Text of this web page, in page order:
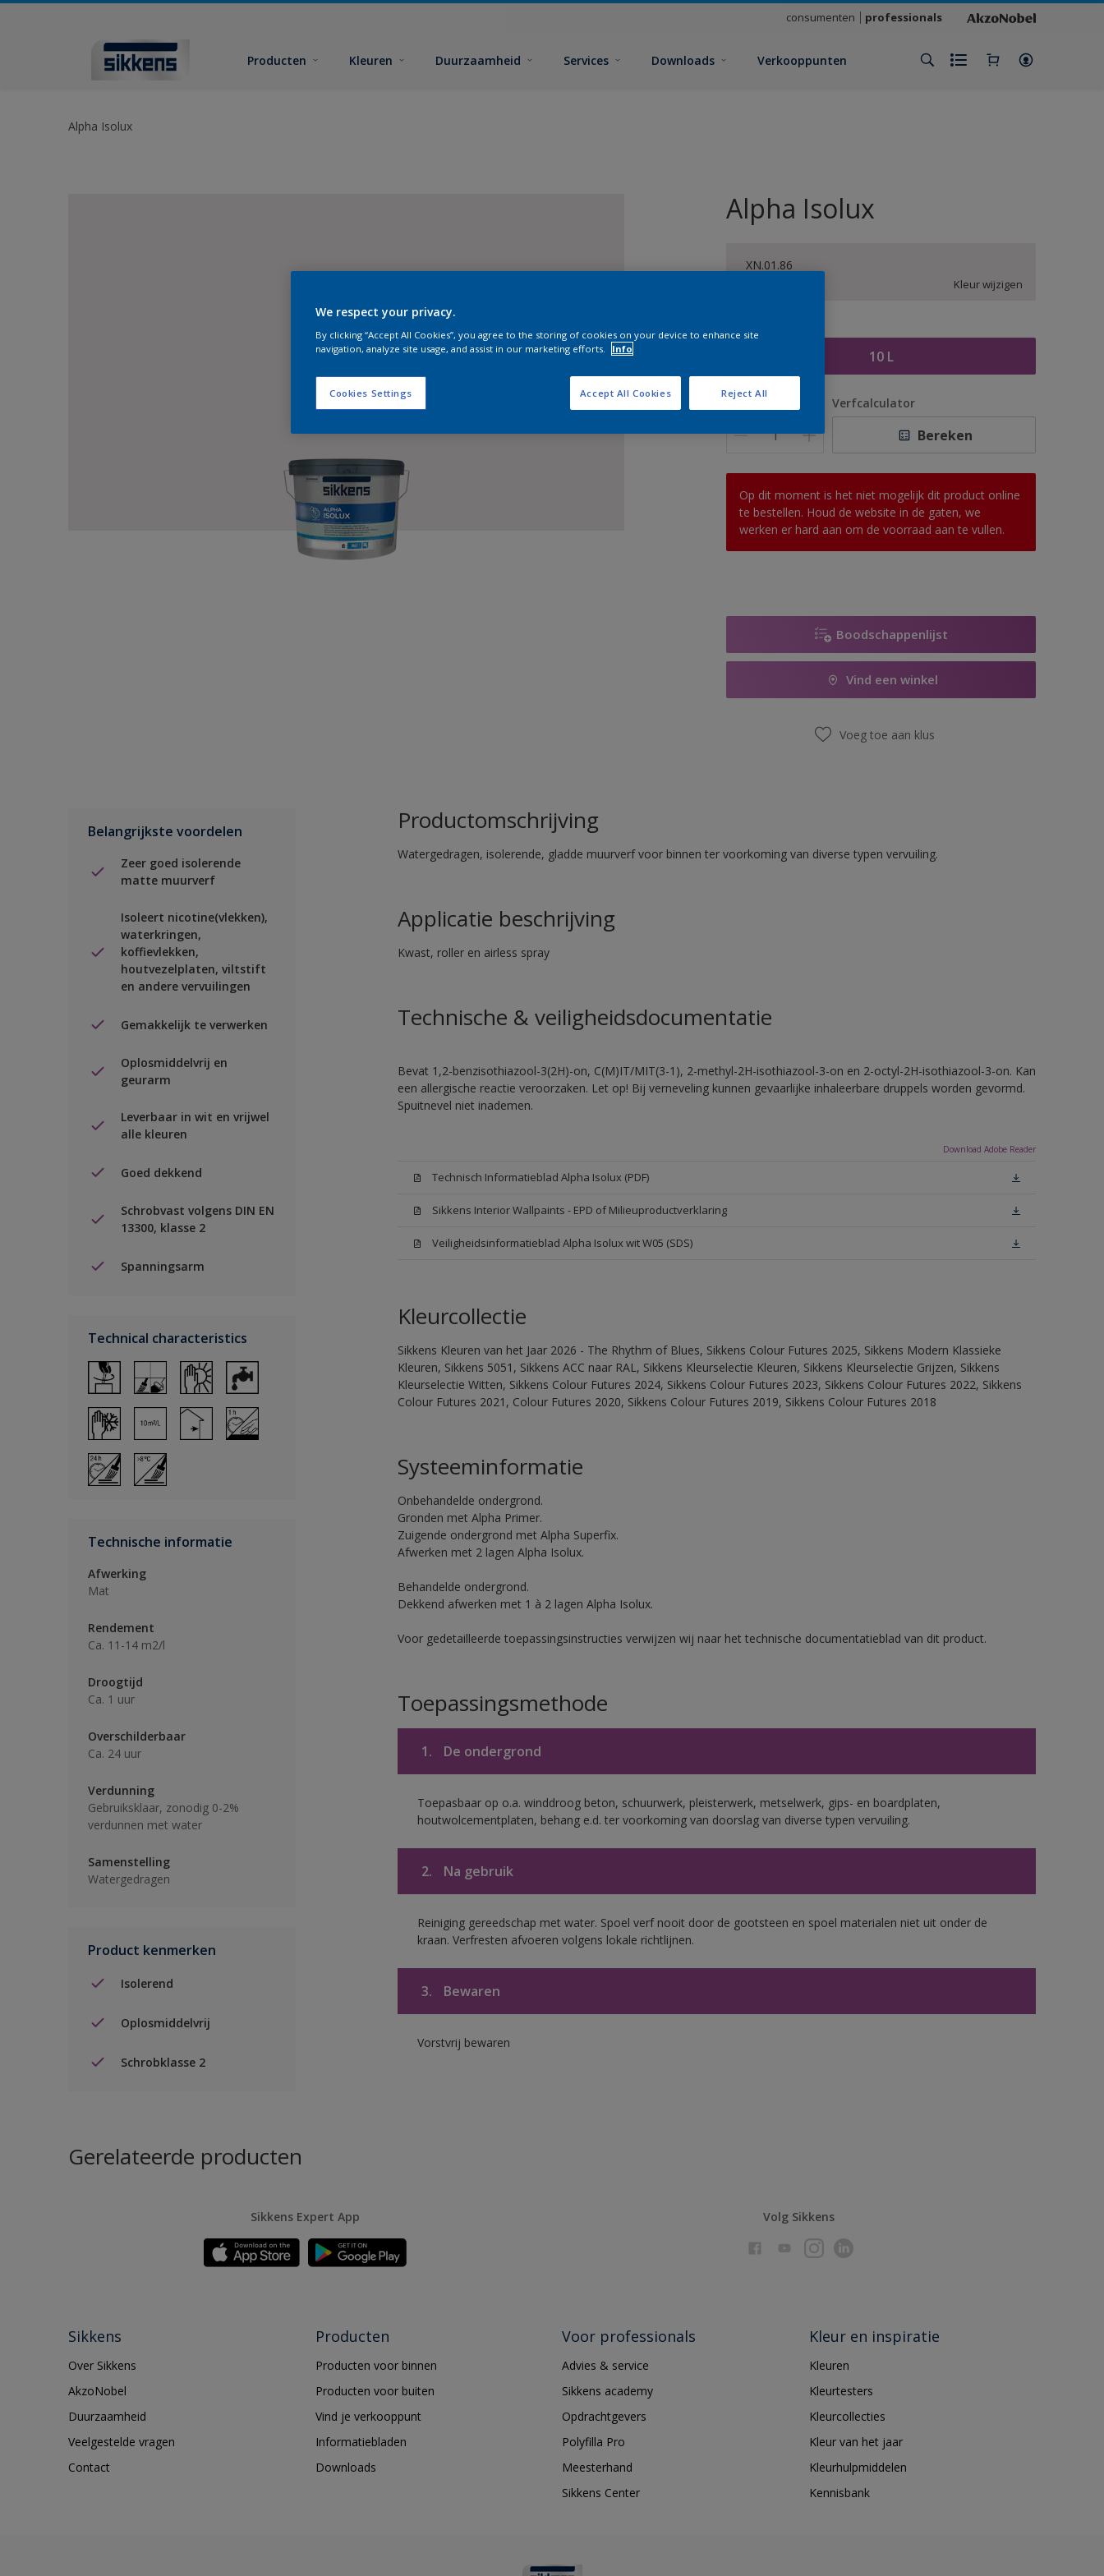
consumenten professionals
Producten Kleuren Duurzaamheid Services Downloads Verkooppunten
Alpha Isolux
Alpha Isolux
XN.01.86
Kleur wijzigen
Grootte
10 L
Aantal Verfcalculator
Bereken
Op dit moment is het niet mogelijk dit product online
te bestellen. Houd de website in de gaten, we
werken er hard aan om de voorraad aan te vullen.
Boodschappenlijst
Vind een winkel
Voeg toe aan klus
Belangrijkste voordelen
Zeer goed isolerende
matte muurverf
Isoleert nicotine(vlekken),
waterkringen,
koffievlekken,
houtvezelplaten, viltstift
en andere vervuilingen
Gemakkelijk te verwerken
Oplosmiddelvrij en
geurarm
Leverbaar in wit en vrijwel
alle kleuren
Goed dekkend
Schrobvast volgens DIN EN
13300, klasse 2
Spanningsarm
Technical characteristics
Technische informatie
Afwerking
Mat
Rendement
Ca. 11-14 m2/l
Droogtijd
Ca. 1 uur
Overschilderbaar
Ca. 24 uur
Verdunning
Gebruiksklaar, zonodig 0-2%
verdunnen met water
Samenstelling
Watergedragen
Product kenmerken
Isolerend
Oplosmiddelvrij
Schrobklasse 2
Productomschrijving
Watergedragen, isolerende, gladde muurverf voor binnen ter voorkoming van diverse typen vervuiling.
Applicatie beschrijving
Kwast, roller en airless spray
Technische & veiligheidsdocumentatie
Bevat 1,2-benzisothiazool-3(2H)-on, C(M)IT/MIT(3-1), 2-methyl-2H-isothiazool-3-on en 2-octyl-2H-isothiazool-3-on. Kan
een allergische reactie veroorzaken. Let op! Bij verneveling kunnen gevaarlijke inhaleerbare druppels worden gevormd.
Spuitnevel niet inademen.
Download Adobe Reader
Technisch Informatieblad Alpha Isolux (PDF)
Sikkens Interior Wallpaints - EPD of Milieuproductverklaring
Veiligheidsinformatieblad Alpha Isolux wit W05 (SDS)
Kleurcollectie
Sikkens Kleuren van het Jaar 2026 - The Rhythm of Blues, Sikkens Colour Futures 2025, Sikkens Modern Klassieke
Kleuren, Sikkens 5051, Sikkens ACC naar RAL, Sikkens Kleurselectie Kleuren, Sikkens Kleurselectie Grijzen, Sikkens
Kleurselectie Witten, Sikkens Colour Futures 2024, Sikkens Colour Futures 2023, Sikkens Colour Futures 2022, Sikkens
Colour Futures 2021, Colour Futures 2020, Sikkens Colour Futures 2019, Sikkens Colour Futures 2018
Systeeminformatie
Onbehandelde ondergrond.
Gronden met Alpha Primer.
Zuigende ondergrond met Alpha Superfix.
Afwerken met 2 lagen Alpha Isolux.
Behandelde ondergrond.
Dekkend afwerken met 1 à 2 lagen Alpha Isolux.
Voor gedetailleerde toepassingsinstructies verwijzen wij naar het technische documentatieblad van dit product.
Toepassingsmethode
1. De ondergrond
Toepasbaar op o.a. winddroog beton, schuurwerk, pleisterwerk, metselwerk, gips- en boardplaten,
houtwolcementplaten, behang e.d. ter voorkoming van doorslag van diverse typen vervuiling.
2. Na gebruik
Reiniging gereedschap met water. Spoel verf nooit door de gootsteen en spoel materialen niet uit onder de
kraan. Verfresten afvoeren volgens lokale richtlijnen.
3. Bewaren
Vorstvrij bewaren
Gerelateerde producten
Sikkens Expert App Volg Sikkens
Sikkens
Over Sikkens
AkzoNobel
Duurzaamheid
Veelgestelde vragen
Contact
Producten
Producten voor binnen
Producten voor buiten
Vind je verkooppunt
Informatiebladen
Downloads
Voor professionals
Advies & service
Sikkens academy
Opdrachtgevers
Polyfilla Pro
Meesterhand
Sikkens Center
Kleur en inspiratie
Kleuren
Kleurtesters
Kleurcollecties
Kleur van het jaar
Kleurhulpmiddelen
Kennisbank
We respect your privacy.
By clicking “Accept All Cookies”, you agree to the storing of cookies on your device to enhance site
navigation, analyze site usage, and assist in our marketing efforts.
Info
Cookies Settings Reject All
Accept All Cookies